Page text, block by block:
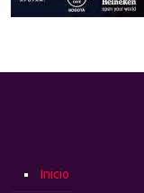
Inicio